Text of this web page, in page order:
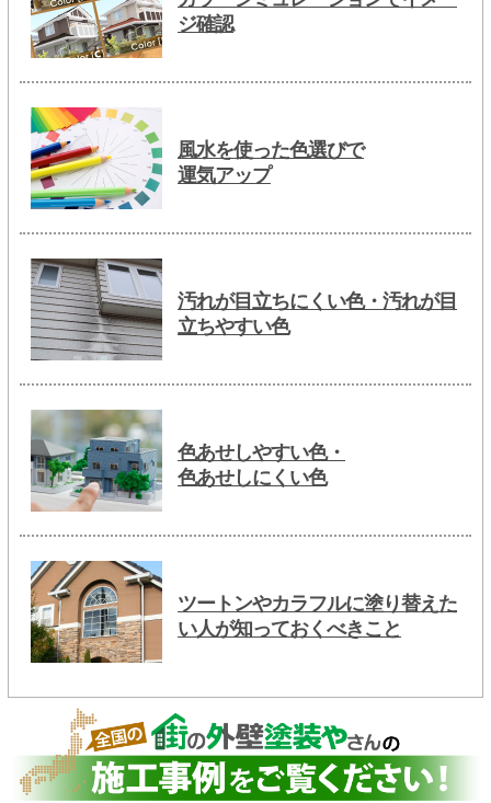
ジ確認
風水を使った色選びで
運気アップ
汚れが目立ちにくい色・汚れが目
立ちやすい色
色あせしやすい色・
色あせしにくい色
ツートンやカラフルに塗り替えた
い人が知っておくべきこと